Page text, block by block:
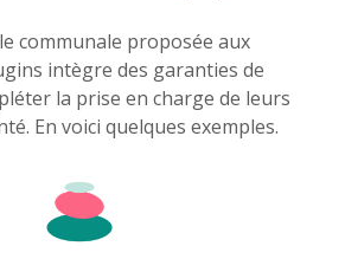
communale proposée aux
intègre des garanties de
la prise en charge de leurs
En voici quelques exemples.